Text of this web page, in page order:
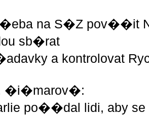
na S�Z pov��it
sb�rat
a kontrolovat
�i�marov�:
po��dal lidi, aby